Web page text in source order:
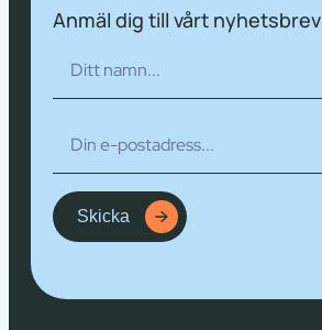
Anmäl dig till vårt nyhetsbrev
Skicka